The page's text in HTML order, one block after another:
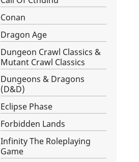
Conan
Dragon Age
Dungeon Crawl Classics &
Mutant Crawl Classics
Dungeons & Dragons
(D&D)
Eclipse Phase
Forbidden Lands
Infinity The Roleplaying
Game